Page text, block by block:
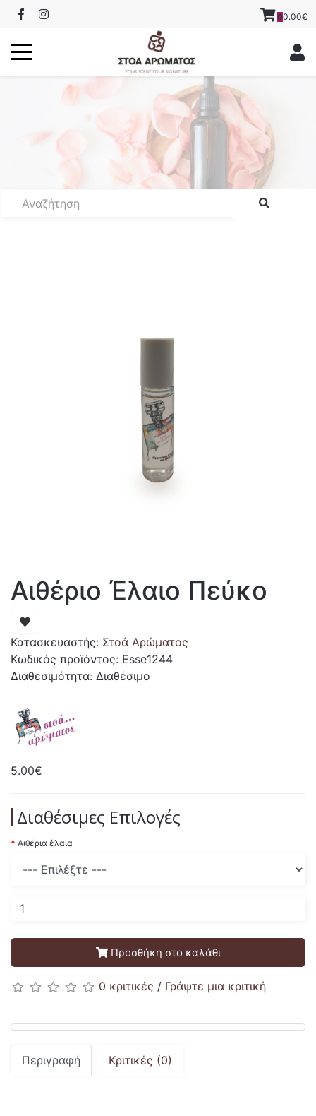
00.00€
Αιθέριο Έλαιο Πεύκο
Κατασκευαστής: Στοά Αρώματος
Κωδικός προϊόντος: Esse1244
Διαθεσιμότητα: Διαθέσιμο
5.00€
Διαθέσιμες Επιλογές
Αιθέρια έλαια
Προσθήκη στο καλάθι
0 κριτικές / Γράψτε μια κριτική
Περιγραφή Κριτικές (0)